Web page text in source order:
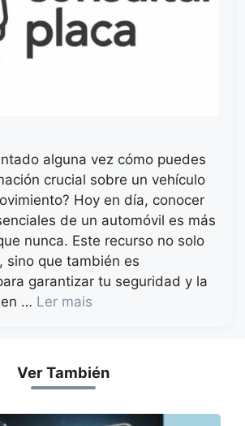
alguna vez cómo puedes
crucial sobre un vehículo
Hoy en día, conocer
de un automóvil es más
nunca. Este recurso no solo
sino que también es
garantizar tu seguridad y la
… Ler mais
Ver También